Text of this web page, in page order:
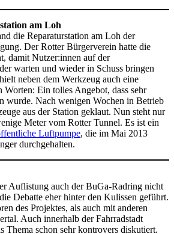
am Loh
die Reparaturstation am Loh der
Der Rotter Bürgerverein hatte die
damit Nutzer:innen auf der
warten und wieder in Schuss bringen
neben dem Werkzeug auch eine
Ein tolles Angebot, dass sehr
wurde. Nach wenigen Wochen in Betrieb
aus der Station geklaut. Nun steht nur
Meter vom Rotter Tunnel. Es ist ein
Luftpumpe, die im Mai 2013
durchgehalten.
Auflistung auch der BuGa-Radring nicht
Debatte eher hinter den Kulissen geführt.
des Projektes, als auch mit anderen
Auch innerhalb der Fahrradstadt
Thema schon sehr kontrovers diskutiert.